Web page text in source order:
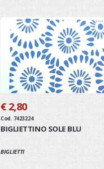
€ 2,80
Cod. 7423224
BIGLIETTINO SOLE BLU
BIGLIETTI